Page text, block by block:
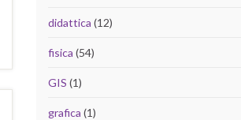
didattica (12)
fisica (54)
GIS (1)
grafica (1)